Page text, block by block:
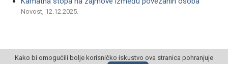
Novost, 12.12.2025.
Kako bi omogućili bolje korisničko iskustvo ova stranica pohranjuje